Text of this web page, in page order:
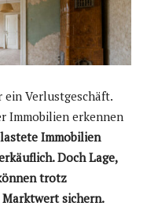
ein Verlustgeschäft.
Immobilien erkennen
Immobilien
Doch Lage,
trotz
sichern.